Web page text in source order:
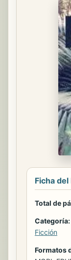
Ficha
Total de
Categoría:
Ficción
Formatos